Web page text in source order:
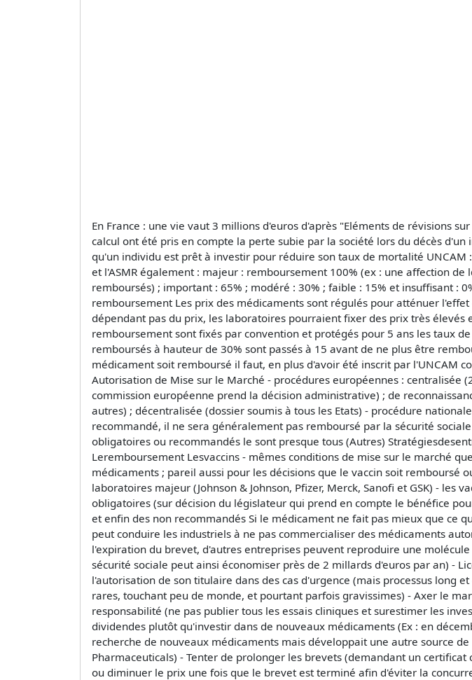
En France : une vie vaut 3 millions d'euros d'après "Eléments de révisions
calcul ont été pris en compte la perte subie par la société lors du décès
qu'un individu est prêt à investir pour réduire son taux de mortalité
et l'ASMR également : majeur : remboursement 100% (ex : une affection
remboursés) ; important : 65% ; modéré : 30% ; faible : 15% et insuffisant :
remboursement Les prix des médicaments sont régulés pour atténuer
dépendant pas du prix, les laboratoires pourraient fixer des prix très
remboursement sont fixés par convention et protégés pour 5 ans les taux
remboursés à hauteur de 30% sont passés à 15 avant de ne plus être
médicament soit remboursé il faut, en plus d'avoir été inscrit par l'UNCAM
Autorisation de Mise sur le Marché - procédures européennes :
commission européenne prend la décision administrative) ; de
autres) ; décentralisée (dossier soumis à tous les Etats) - procédure
recommandé, il ne sera généralement pas remboursé par la sécurité
obligatoires ou recommandés le sont presque tous (Autres)
Leremboursement Lesvaccins - mêmes conditions de mise sur le marché
médicaments ; pareil aussi pour les décisions que le vaccin soit remboursé
laboratoires majeur (Johnson & Johnson, Pfizer, Merck, Sanofi et GSK) -
obligatoires (sur décision du législateur qui prend en compte le bénéfice
et enfin des non recommandés Si le médicament ne fait pas mieux que ce
peut conduire les industriels à ne pas commercialiser des médicaments
l'expiration du brevet, d'autres entreprises peuvent reproduire une
sécurité sociale peut ainsi économiser près de 2 millards d'euros par an) -
l'autorisation de son titulaire dans des cas d'urgence (mais processus long
rares, touchant peu de monde, et pourtant parfois gravissimes) - Axer le
responsabilité (ne pas publier tous les essais cliniques et surestimer les
dividendes plutôt qu'investir dans de nouveaux médicaments (Ex : en
recherche de nouveaux médicaments mais développait une autre source
Pharmaceuticals) - Tenter de prolonger les brevets (demandant un
ou diminuer le prix une fois que le brevet est terminé afin d'éviter la